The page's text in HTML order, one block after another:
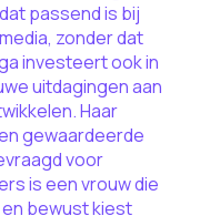
passend is bij
zonder dat
investeert ook in
uitdagingen aan
Haar
gewaardeerde
voor
is een vrouw die
bewust kiest